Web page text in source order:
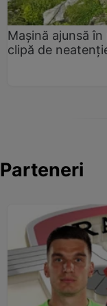
Mașină ajunsă
clipă de
Parteneri